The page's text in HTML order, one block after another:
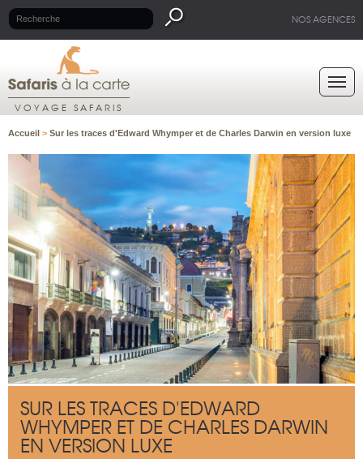
NOS AGENCES
VOYAGE SAFARIS
Accueil > Sur les traces d'Edward Whymper et de Charles Darwin en version luxe
SUR LES TRACES D'EDWARD
WHYMPER ET DE CHARLES DARWIN
EN VERSION LUXE